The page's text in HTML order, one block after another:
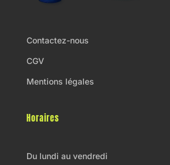
Contactez-nous
CGV
Mentions légales
Horaires
Du lundi au vendredi